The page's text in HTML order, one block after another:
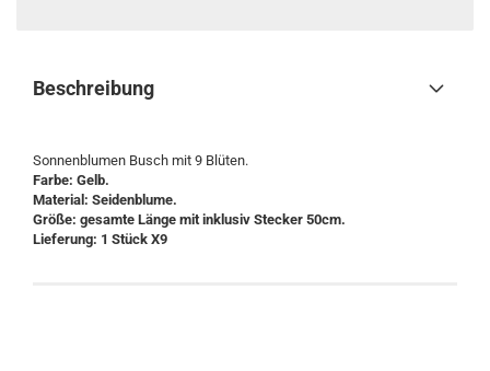
Beschreibung
Sonnenblumen Busch mit 9 Blüten.
Farbe: Gelb.
Material: Seidenblume.
Größe: gesamte Länge mit inklusiv Stecker 50cm.
Lieferung: 1 Stück X9